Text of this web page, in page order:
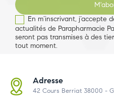
En m’inscrivant, j’accepte
actualités de Parapharmacie
seront pas transmises à des
tout moment.
Adresse
42 Cours Berriat 38000 -